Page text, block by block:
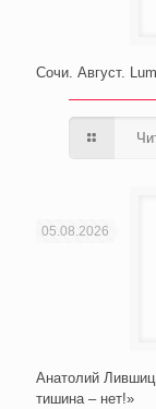
Сочи. Август.
05.08.2026
Анатолий
тишина – нет!»